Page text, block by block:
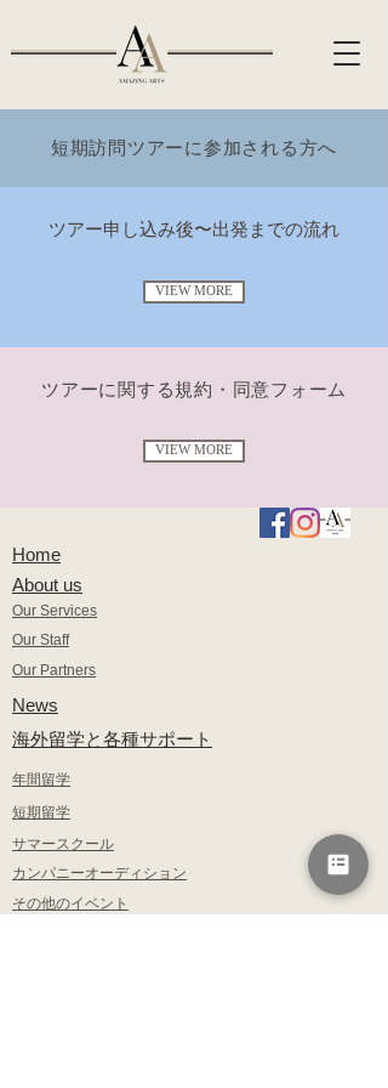
短期訪問ツアーに参加される方へ
​ツアー申し込み後〜出発までの流れ
VIEW MORE
ツアーに関する規約・同意フォーム
VIEW MORE
​Home
​About us
Our Services
Our Staff
Our Partners
​News
​海外留学と各種サポート
​年間留学
短期留学
サマースクール
カンパニーオーディション
​その他のイベント